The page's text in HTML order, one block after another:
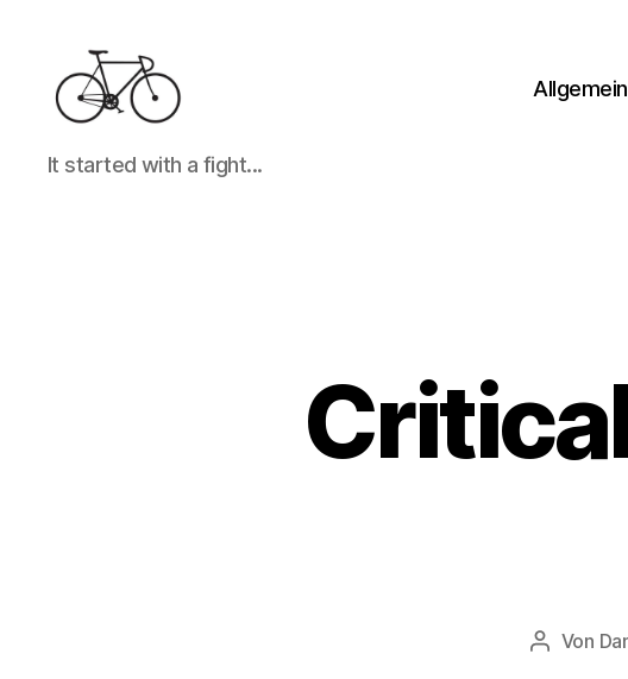
It
started
It started with a fight...
Allgemein
Von